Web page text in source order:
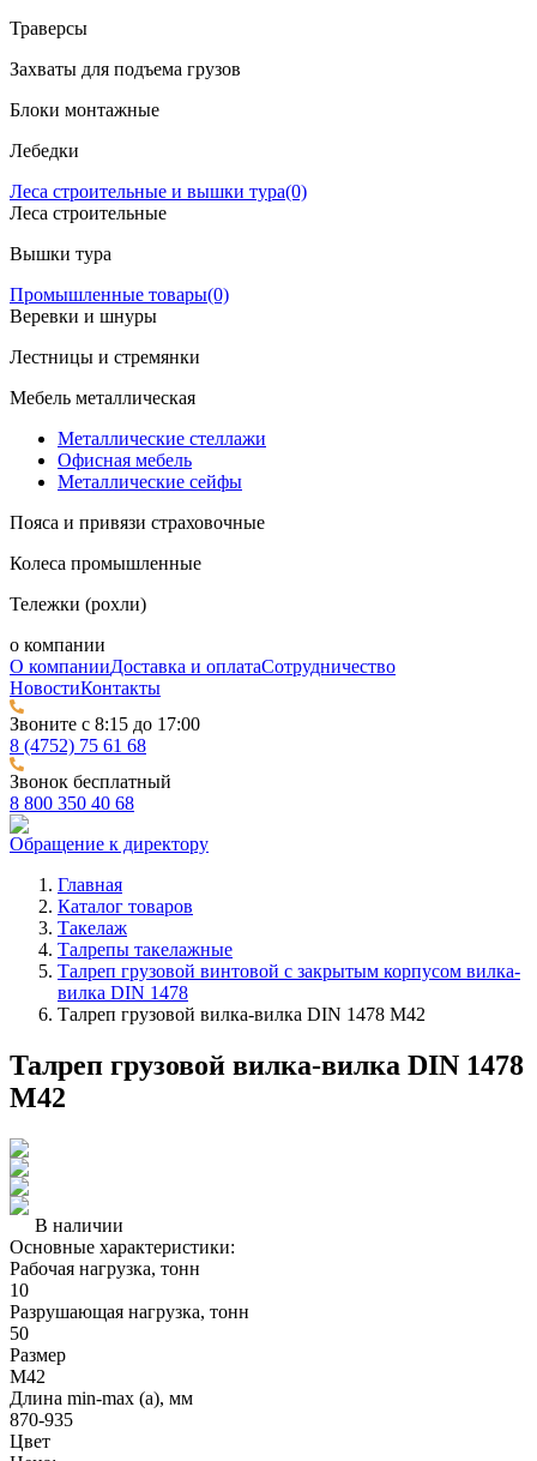
Траверсы
Захваты для подъема грузов
Блоки монтажные
Лебедки
Леса строительные и вышки тура(0)
Леса строительные
Вышки тура
Промышленные товары(0)
Веревки и шнуры
Лестницы и стремянки
Мебель металлическая
Металлические стеллажи
Офисная мебель
Металлические сейфы
Пояса и привязи страховочные
Колеса промышленные
Тележки (рохли)
о компании
О компанииДоставка и оплатаСотрудничество
НовостиКонтакты
Звоните с 8:15 до 17:00
8 (4752) 75 61 68
Звонок бесплатный
8 800 350 40 68
Обращение к директору
Главная
Каталог товаров
Такелаж
Талрепы такелажные
Талреп грузовой винтовой с закрытым корпусом вилка-
вилка DIN 1478
Талреп грузовой вилка-вилка DIN 1478 М42
Талреп грузовой вилка-вилка DIN 1478
М42
В наличии
Основные характеристики:
Рабочая нагрузка, тонн
10
Разрушающая нагрузка, тонн
50
Размер
М42
Длина min-max (а), мм
870-935
Цвет